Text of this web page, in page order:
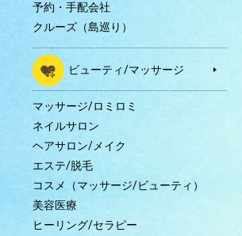
予約・手配会社
クルーズ（島巡り）
ビューティ/マッサージ
マッサージ/ロミロミ
ネイルサロン
ヘアサロン/メイク
エステ/脱毛
コスメ（マッサージ/ビューティ）
美容医療
ヒーリング/セラピー